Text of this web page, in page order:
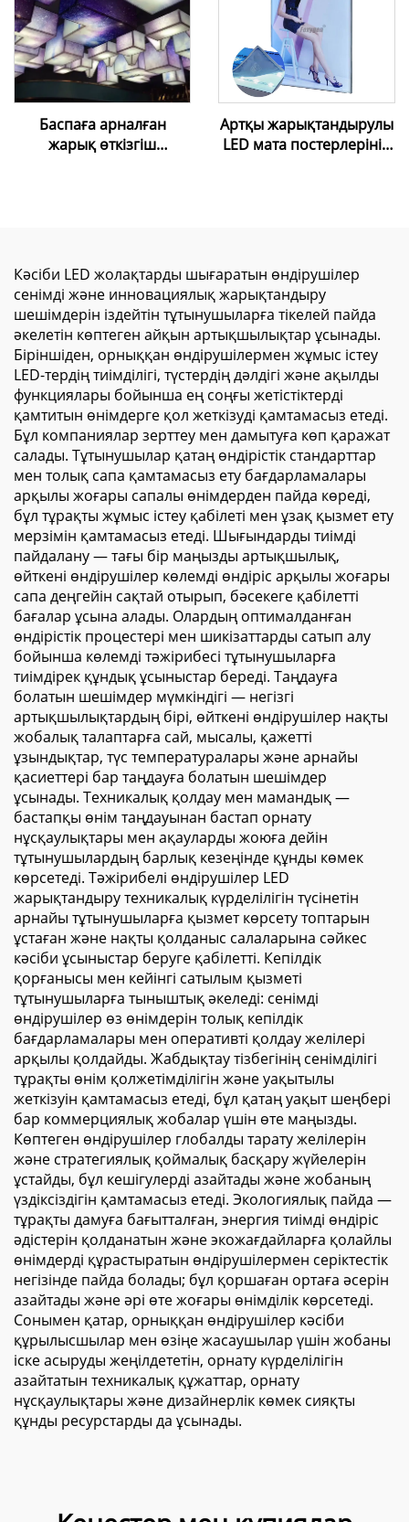
Баспаға арналған
жарық өткізгіш
созылғыш таван
мембранасы
Артқы жарықтандырулы
LED мата постерлерінің
Кәсіби LED жолақтарды шығаратын өндірушілер
сенімді және инновациялық жарықтандыру
шешімдерін іздейтін тұтынушыларға тікелей пайда
әкелетін көптеген айқын артықшылықтар ұсынады.
Біріншіден, орныққан өндірушілермен жұмыс істеу
LED-тердің тиімділігі, түстердің дәлдігі және ақылды
функциялары бойынша ең соңғы жетістіктерді
қамтитын өнімдерге қол жеткізуді қамтамасыз етеді.
Бұл компаниялар зерттеу мен дамытуға көп қаражат
салады. Тұтынушылар қатаң өндірістік стандарттар
мен толық сапа қамтамасыз ету бағдарламалары
арқылы жоғары сапалы өнімдерден пайда көреді,
бұл тұрақты жұмыс істеу қабілеті мен ұзақ қызмет ету
мерзімін қамтамасыз етеді. Шығындарды тиімді
пайдалану — тағы бір маңызды артықшылық,
өйткені өндірушілер көлемді өндіріс арқылы жоғары
сапа деңгейін сақтай отырып, бәсекеге қабілетті
бағалар ұсына алады. Олардың оптималданған
өндірістік процестері мен шикізаттарды сатып алу
бойынша көлемді тәжірибесі тұтынушыларға
тиімдірек құндық ұсыныстар береді. Таңдауға
болатын шешімдер мүмкіндігі — негізгі
артықшылықтардың бірі, өйткені өндірушілер нақты
жобалық талаптарға сай, мысалы, қажетті
ұзындықтар, түс температуралары және арнайы
қасиеттері бар таңдауға болатын шешімдер
ұсынады. Техникалық қолдау мен мамандық —
бастапқы өнім таңдауынан бастап орнату
нұсқаулықтары мен ақауларды жоюға дейін
тұтынушылардың барлық кезеңінде құнды көмек
көрсетеді. Тәжірибелі өндірушілер LED
жарықтандыру техникалық күрделілігін түсінетін
арнайы тұтынушыларға қызмет көрсету топтарын
ұстаған және нақты қолданыс салаларына сәйкес
кәсіби ұсыныстар беруге қабілетті. Кепілдік
қорғанысы мен кейінгі сатылым қызметі
тұтынушыларға тыныштық әкеледі: сенімді
өндірушілер өз өнімдерін толық кепілдік
бағдарламалары мен оперативті қолдау желілері
арқылы қолдайды. Жабдықтау тізбегінің сенімділігі
тұрақты өнім қолжетімділігін және уақытылы
жеткізуін қамтамасыз етеді, бұл қатаң уақыт шеңбері
бар коммерциялық жобалар үшін өте маңызды.
Көптеген өндірушілер глобалды тарату желілерін
және стратегиялық қоймалық басқару жүйелерін
ұстайды, бұл кешігулерді азайтады және жобаның
үздіксіздігін қамтамасыз етеді. Экологиялық пайда —
тұрақты дамуға бағытталған, энергия тиімді өндіріс
әдістерін қолданатын және экожағдайларға қолайлы
өнімдерді құрастыратын өндірушілермен серіктестік
негізінде пайда болады; бұл қоршаған ортаға әсерін
азайтады және әрі өте жоғары өнімділік көрсетеді.
Сонымен қатар, орныққан өндірушілер кәсіби
құрылысшылар мен өзіңе жасаушылар үшін жобаны
іске асыруды жеңілдететін, орнату күрделілігін
азайтатын техникалық құжаттар, орнату
нұсқаулықтары және дизайнерлік көмек сияқты
құнды ресурстарды да ұсынады.